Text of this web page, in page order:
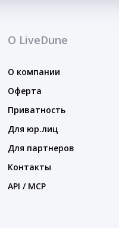
О LiveDune
О компании
Оферта
Приватность
Для юр.лиц
Для партнеров
Контакты
API / MCP